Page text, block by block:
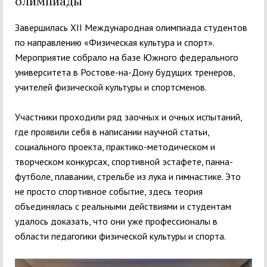
Завершилась XII Международная олимпиада студентов
по направлению «Физическая культура и спорт».
Мероприятие собрало на базе Южного федерального
университета в Ростове-на-Дону будущих тренеров,
учителей физической культуры и спортсменов.
Участники проходили ряд заочных и очных испытаний,
где проявили себя в написании научной статьи,
социального проекта, практико-методическом и
творческом конкурсах, спортивной эстафете, панна-
футболе, плавании, стрельбе из лука и гимнастике. Это
не просто спортивное событие, здесь теория
объединялась с реальными действиями и студентам
удалось доказать, что они уже профессионалы в
области педагогики физической культуры и спорта.